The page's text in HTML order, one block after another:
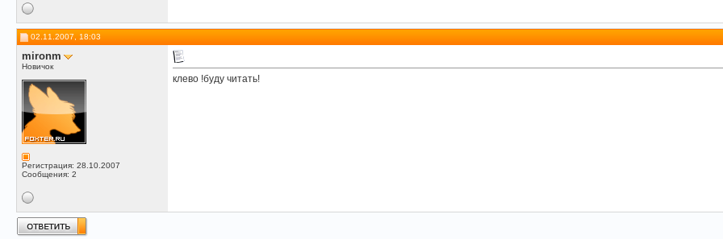
02.11.2007, 18:03
mironm
Новичок
Регистрация: 28.10.2007
Сообщения: 2
клево !буду читать!